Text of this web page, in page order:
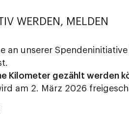
WERDEN, MELDEN
an unserer
Kilometer gezählt werden
am 2. März 2026